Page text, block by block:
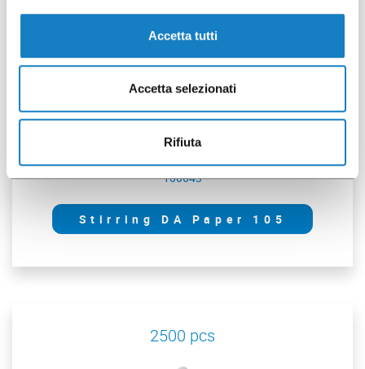
Accetta tutti
Accetta selezionati
Rifiuta
100643
Stirring DA Paper 105
2500 pcs